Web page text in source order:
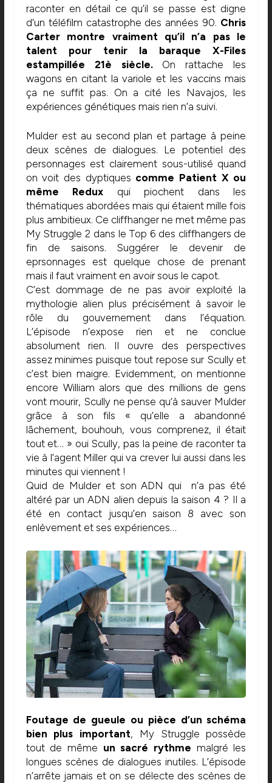
raconter en détail ce qu’il se passe est digne
d’un téléfilm catastrophe des années 90. Chris
Carter montre vraiment qu’il n’a pas le
talent pour tenir la baraque X-Files
estampillée 21è siècle. On rattache les
wagons en citant la variole et les vaccins mais
ça ne suffit pas. On a cité les Navajos, les
expériences génétiques mais rien n’a suivi.
Mulder est au second plan et partage à peine
deux scènes de dialogues. Le potentiel des
personnages est clairement sous-utilisé quand
on voit des dyptiques comme Patient X ou
même Redux qui piochent dans les
thématiques abordées mais qui étaient mille fois
plus ambitieux. Ce cliffhanger ne met même pas
My Struggle 2 dans le Top 6 des cliffhangers de
fin de saisons. Suggérer le devenir de
eprsonnages est quelque chose de prenant
mais il faut vraiment en avoir sous le capot.
C’est dommage de ne pas avoir exploité la
mythologie alien plus précisément à savoir le
rôle du gouvernement dans l’équation.
L’épisode n’expose rien et ne conclue
absolument rien. Il ouvre des perspectives
assez minimes puisque tout repose sur Scully et
c’est bien maigre. Evidemment, on mentionne
encore William alors que des millions de gens
vont mourir, Scully ne pense qu’à sauver Mulder
grâce à son fils « qu’elle a abandonné
lâchement, bouhouh, vous comprenez, il était
tout et… » oui Scully, pas la peine de raconter ta
vie à l’agent Miller qui va crever lui aussi dans les
minutes qui viennent !
Quid de Mulder et son ADN qui n’a pas été
altéré par un ADN alien depuis la saison 4 ? Il a
été en contact jusqu’en saison 8 avec son
enlèvement et ses expériences…
Foutage de gueule ou pièce d’un schéma
bien plus important, My Struggle possède
tout de même un sacré rythme malgré les
longues scènes de dialogues inutiles. L’épisode
n’arrête jamais et on se délecte des scènes de